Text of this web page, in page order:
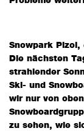
Snowpark Pizol,
Die nächsten
strahlender
Ski- und
wir nur von
zu sehen, wie